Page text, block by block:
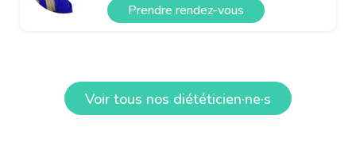
Prendre rendez-vous
Voir tous nos diététicien·ne·s